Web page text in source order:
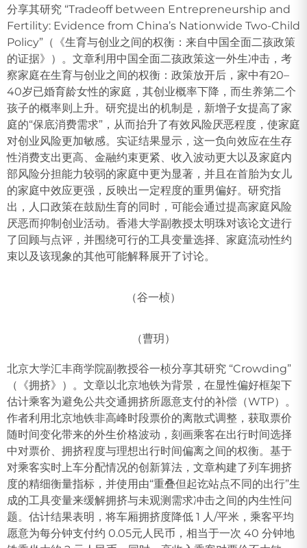
分享其研究 “Tradeoff between Entrepreneurship and
Fertility: Evidence from China’s Nationwide Two-Child
Policy”（《生育与创业之间的权衡：来自中国全面二孩政策
的证据》）。文章利用中国全面二孩政策这一外生冲击，考
察家庭在生育与创业之间的权衡：政策放开后，家中有20–
40岁已婚育龄女性的家庭，其创业概率下降，而生养第二个
孩子的概率则上升。研究提出的机制是，新增子女提高了家
庭的“保底消费需求”，从而抬升了有效风险厌恶程度，使家庭
对创业风险更加敏感。实证结果显示，这一负向效应在生存
性消费支出更高、金融约束更紧、收入波动更大以及家庭内
部风险分担能力较弱的家庭中更为显著，并且在首胎为女儿
的家庭中效应更强，反映出一定程度的重男偏好。研究指
出，人口政策在鼓励生育的同时，可能会通过提高家庭风险
厌恶而抑制创业活动。香港大学副教授太明珠对该论文进行
了回顾与点评，并围绕可行的工具变量选择、家庭流动性约
束以及该现象的其他可能解释展开了讨论。
（谷一桢）
（曹玥）
北京大学汇丰商学院副教授谷一桢分享其研究 “Crowding”
（《拥挤》）。文章以北京地铁为背景，在显性偏好框架下
估计乘客为避免公共交通拥挤所愿意支付的补偿（WTP）。
作者利用北京地铁非高峰时段票价的离散式调整，获取票价
随时间变化带来的外生价格波动，刻画乘客在出行时间选择
中对票价、拥挤程度与理想出行时间偏离之间的权衡。基于
对乘客实时上车分配情况的创新算法，文章构建了列车拥挤
度的精细衡量指标，并使用由“重叠但起讫站点不同的出行”生
成的工具变量来缓解拥挤与未观测需求冲击之间的内生性问
题。估计结果表明，将车厢拥挤度降低 1 人/平米，乘客平均
愿意为每分钟支付约 0.05元人民币，相当于一次 40 分钟地